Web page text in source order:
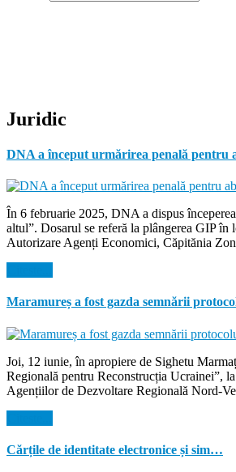
Juridic
DNA a început urmărirea penală pentru
În 6 februarie 2025, DNA a dispus
altul”. Dosarul se referă la plângerea GIP
Autorizare Agenți Economici, Căpitănia
Maramureș a fost gazda semnării
Joi, 12 iunie, în apropiere de Sighetu
Regională pentru Reconstrucția Ucrainei”,
Agențiilor de Dezvoltare Regională Nord-
Cărțile de identitate electronice și sim…